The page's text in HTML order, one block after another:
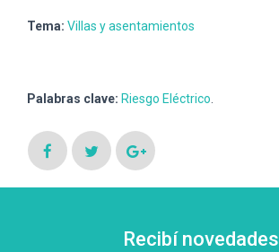
Tema: Villas y asentamientos
Palabras clave: Riesgo Eléctrico
Recibí novedades